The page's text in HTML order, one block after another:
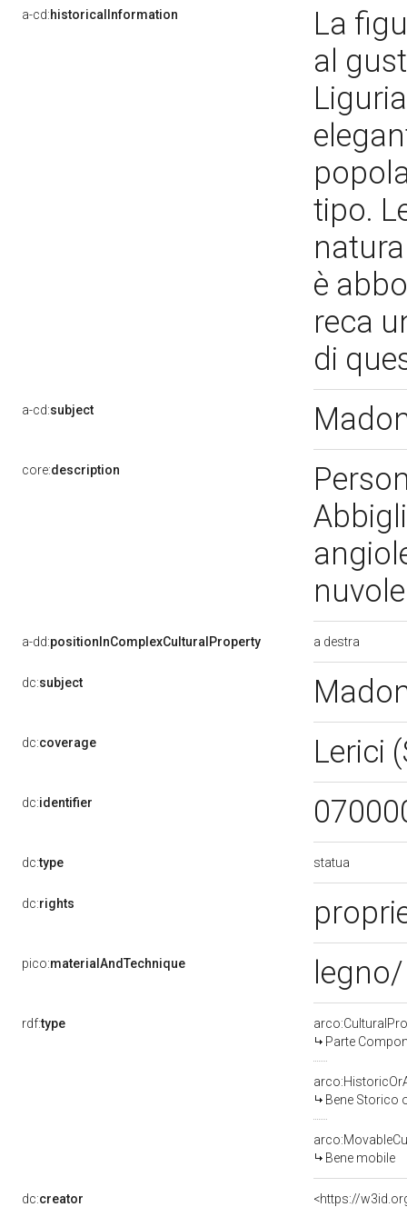
a-cd:historicalInformation
La
al
tipo.
è
reca
di
a-cd:subject
core:description
a-dd:positionInComplexCulturalProperty a destra
dc:subject
dc:coverage Lerici
dc:identifier
dc:type statua
dc:rights
pico:materialAndTechnique
rdf:type
Parte
Bene Storico
Bene mobile
dc:creator <https://